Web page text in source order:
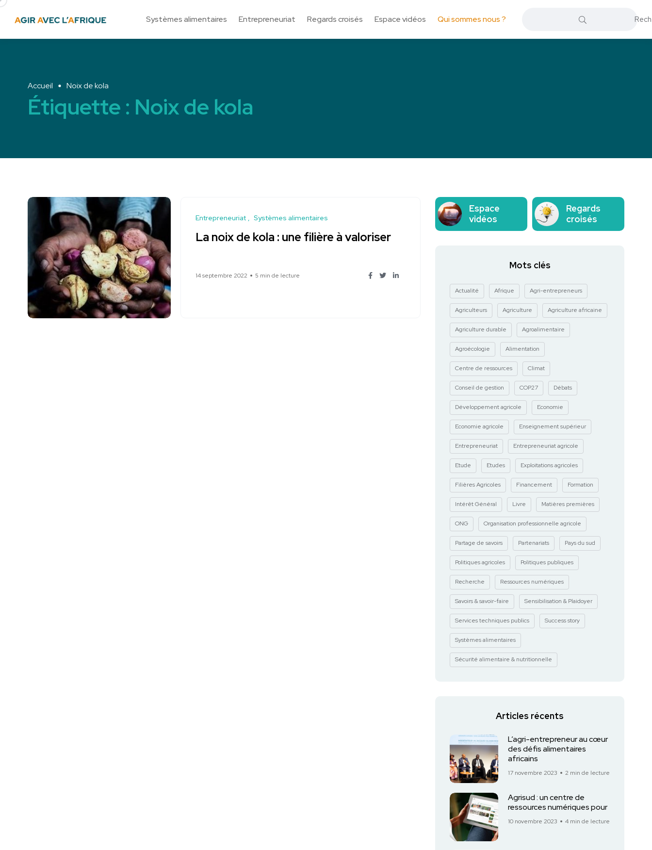
Systèmes alimentaires Entrepreneuriat Regards croisés Espace vidéos Qui sommes nous ?
Accueil Noix de kola
Étiquette : Noix de kola
Entrepreneuriat Systèmes alimentaires
La noix de kola : une filière à valoriser
14 septembre 2022 5 min de lecture
Espace
vidéos
Regards
croisés
Mots clés
Actualité Afrique Agri-entrepreneurs
Agriculteurs Agriculture Agriculture africaine
Agriculture durable Agroalimentaire
Agroécologie Alimentation
Centre de ressources Climat
Conseil de gestion COP27 Débats
Développement agricole Economie
Economie agricole Enseignement supérieur
Entrepreneuriat Entrepreneuriat agricole
Etude Etudes Exploitations agricoles
Filières Agricoles Financement Formation
Intérêt Général Livre Matières premières
ONG Organisation professionnelle agricole
Partage de savoirs Partenariats Pays du sud
Politiques agricoles Politiques publiques
Recherche Ressources numériques
Savoirs & savoir-faire Sensibilisation & Plaidoyer
Services techniques publics Success story
Systèmes alimentaires
Sécurité alimentaire & nutritionnelle
Articles récents
L’agri-entrepreneur au cœur
des défis alimentaires
africains
17 novembre 2023 2 min de lecture
Agrisud : un centre de
ressources numériques pour
10 novembre 2023 4 min de lecture